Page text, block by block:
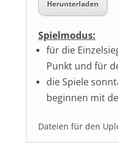
Herunterladen
Spielmodus:
für die
Punkt und für
die Spiele
beginnen mit
Dateien für den